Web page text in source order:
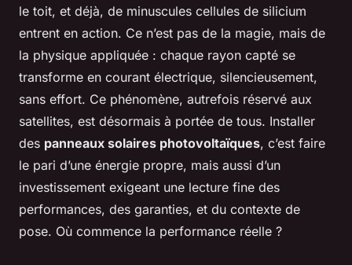
le toit, et déjà, de minuscules cellules de silicium
entrent en action. Ce n’est pas de la magie, mais de
la physique appliquée : chaque rayon capté se
transforme en courant électrique, silencieusement,
sans effort. Ce phénomène, autrefois réservé aux
satellites, est désormais à portée de tous. Installer
des panneaux solaires photovoltaïques, c’est faire
le pari d’une énergie propre, mais aussi d’un
investissement exigeant une lecture fine des
performances, des garanties, et du contexte de
pose. Où commence la performance réelle ?